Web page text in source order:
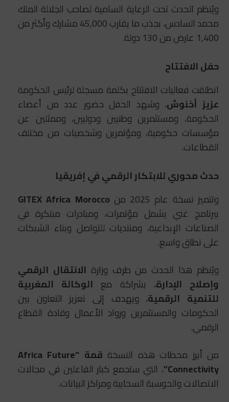
ويُنظم الحدث تحت الرعاية السامية لصاحب الجلالة الملك
محمد السادس، بجذب ما يقارب 45,000 مشارك وأكثر من
1,400 عارض من 130 دولة.
حفل الافتتاح
انطلقت فعاليات الافتتاح بكلمة مسجلة لرئيس الحكومة
عزيز أخنوش، وشهد الحفل حضور عدد من أعضاء
الحكومة، ومستثمرين وطنيين ودوليين، وممثلين عن
مؤسسات حكومية، ومؤتمرين وشخصيات من مختلف
القطاعات.
حدث محوري للابتكار الرقمي في إفريقيا
وتتميز نسخة عام 2025 من
GITEX Africa Morocco
ببرنامج غني يشمل مؤتمرات، ومبادرات مبتكرة في
الصناعات الإبداعية، ومنتديات للتواصل وبناء الشبكات
على نطاق واسع.
ويُنظم هذا الحدث من طرف وزارة الانتقال الرقمي
وإصلاح الإدارة، بشراكة مع الوكالة المغربية
للتنمية الرقمية، ويهدف إلى تعزيز التعاون بين
الحكومات والمستثمرين ورواد الأعمال وقادة القطاع
الرقمي.
من أبرز محطات هذه النسخة
قمة “Africa Future
Connectivity” ، التي ستجمع كبار الفاعلين في مجالات
الاتصالات والحوسبة السحابية ومراكز البيانات.